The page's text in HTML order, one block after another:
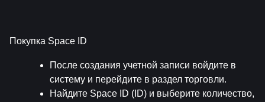
Покупка Space ID
После создания учетной записи войдите в
систему и перейдите в раздел торговли.
Найдите Space ID (ID) и выберите количество,